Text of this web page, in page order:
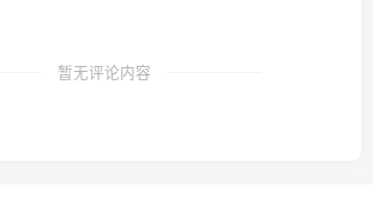
暂无评论内容